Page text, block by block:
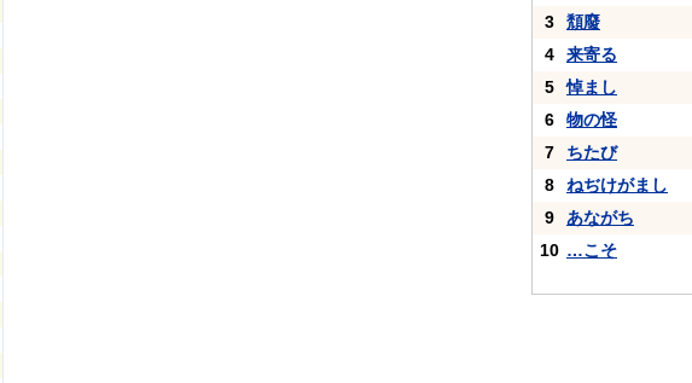
3
頽廢
4
来寄る
5
悼まし
6
物の怪
7
ちたび
8
ねぢけがまし
9
あながち
10 …こそ